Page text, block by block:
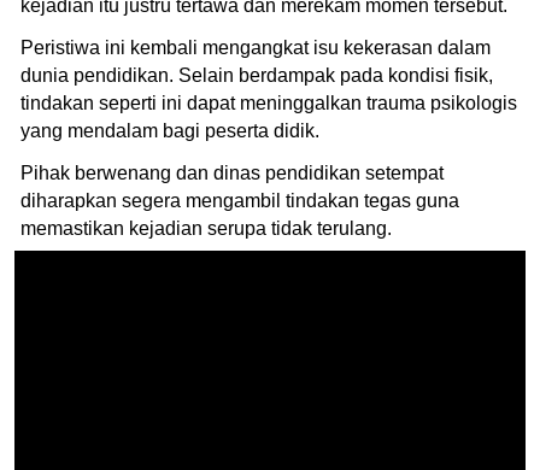
kejadian itu justru tertawa dan merekam momen tersebut.
Peristiwa ini kembali mengangkat isu kekerasan dalam
dunia pendidikan. Selain berdampak pada kondisi fisik,
tindakan seperti ini dapat meninggalkan trauma psikologis
yang mendalam bagi peserta didik.
Pihak berwenang dan dinas pendidikan setempat
diharapkan segera mengambil tindakan tegas guna
memastikan kejadian serupa tidak terulang.